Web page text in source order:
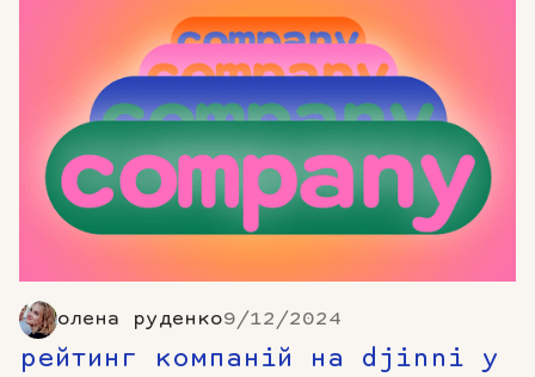
олена руденко9/12/2024
рейтинг компаній на djinni у